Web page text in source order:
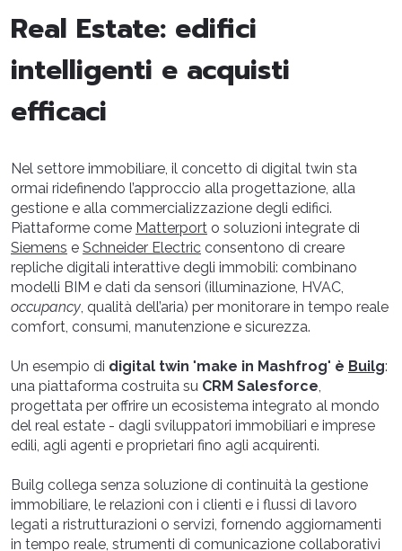
Real Estate: edifici
intelligenti e acquisti
efficaci
Nel settore immobiliare, il concetto di digital twin sta
ormai ridefinendo l’approccio alla progettazione, alla
gestione e alla commercializzazione degli edifici.
Piattaforme come Matterport o soluzioni integrate di
Siemens e Schneider Electric consentono di creare
repliche digitali interattive degli immobili: combinano
modelli BIM e dati da sensori (illuminazione, HVAC,
occupancy, qualità dell’aria) per monitorare in tempo reale
comfort, consumi, manutenzione e sicurezza.
Un esempio di digital twin "make in Mashfrog" è Builg:
una piattaforma costruita su CRM Salesforce,
progettata per offrire un ecosistema integrato al mondo
del real estate - dagli sviluppatori immobiliari e imprese
edili, agli agenti e proprietari fino agli acquirenti.
Builg collega senza soluzione di continuità la gestione
immobiliare, le relazioni con i clienti e i flussi di lavoro
legati a ristrutturazioni o servizi, fornendo aggiornamenti
in tempo reale, strumenti di comunicazione collaborativi